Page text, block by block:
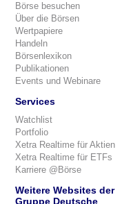
Börse besuchen
Über die Börsen
Wertpapiere
Handeln
Börsenlexikon
Publikationen
Events und Webinare
Services
Watchlist
Portfolio
Xetra Realtime für Aktien
Xetra Realtime für ETFs
Karriere @Börse
Weitere Websites der
Gruppe Deutsche